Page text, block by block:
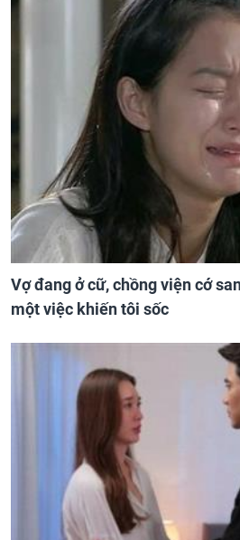
Vợ đang ở cữ, chồng viện cớ
một việc khiến tôi sốc